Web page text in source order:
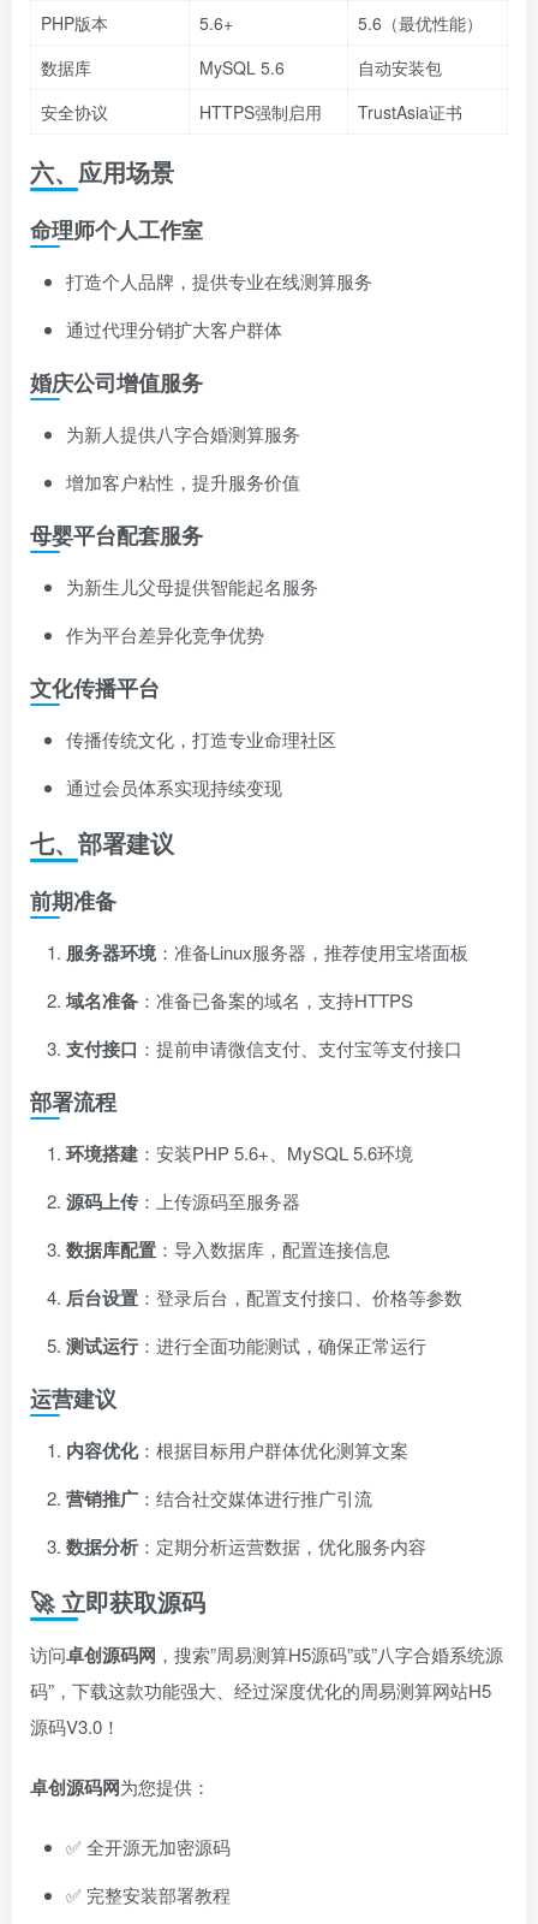
PHP版本
5.6+
5.6（最优性能）
数据库
MySQL 5.6
自动安装包
安全协议
HTTPS强制启用 TrustAsia证书
六、应用场景
命理师个人工作室
打造个人品牌，提供专业在线测算服务
通过代理分销扩大客户群体
婚庆公司增值服务
为新人提供八字合婚测算服务
增加客户粘性，提升服务价值
母婴平台配套服务
为新生儿父母提供智能起名服务
作为平台差异化竞争优势
文化传播平台
传播传统文化，打造专业命理社区
通过会员体系实现持续变现
七、部署建议
前期准备
服务器环境：准备Linux服务器，推荐使用宝塔面板
域名准备 ：准备已备案的域名，支持HTTPS
支付接口 ：提前申请微信支付、支付宝等支付接口
部署流程
环境搭建 ：安装PHP 5.6+、MySQL 5.6环境
源码上传 ：上传源码至服务器
数据库配置 ：导入数据库，配置连接信息
后台设置 ：登录后台，配置支付接口、价格等参数
测试运行：进行全面功能测试，确保正常运行
运营建议
内容优化：根据目标用户群体优化测算文案
营销推广 ：结合社交媒体进行推广引流
数据分析 ：定期分析运营数据，优化服务内容
🚀 立即获取源码
访问卓创源码网 ，搜索”周易测算H5源码”或”八字合婚系统源
码”，下载这款功能强大、经过深度优化的周易测算网站H5
源码V3.0！
卓创源码网为您提供：
✅ 全开源无加密源码
✅ 完整安装部署教程